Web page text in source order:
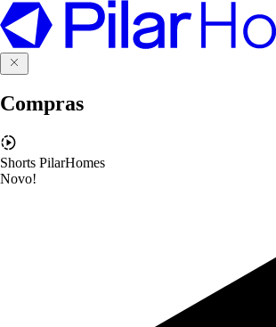
Compras
Shorts PilarHomes
Novo!